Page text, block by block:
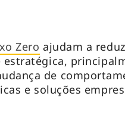
Zero ajudam a
de
e soluções